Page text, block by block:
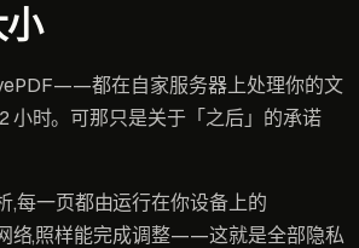
都在自家服务器上处理你的文
小时。可那只是关于「之后」的承诺
,每一页都由运行在你设备上的
络,照样能完成调整——这就是全部隐私